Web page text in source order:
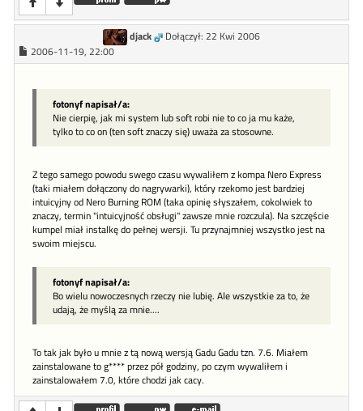
djack
Dołączył: 22 Kwi 2006
2006-11-19, 22:00
fotonyf napisał/a:
Nie cierpię, jak mi system lub soft robi nie to co ja mu każe,
tylko to co on (ten soft znaczy się) uważa za stosowne.
Z tego samego powodu swego czasu wywaliłem z kompa Nero Express
(taki miałem dołączony do nagrywarki), który rzekomo jest bardziej
intuicyjny od Nero Burning ROM (taka opinię słyszałem, cokolwiek to
znaczy, termin "intuicyjność obsługi" zawsze mnie rozczula). Na szczęście
kumpel miał instalkę do pełnej wersji. Tu przynajmniej wszystko jest na
swoim miejscu.
fotonyf napisał/a:
Bo wielu nowoczesnych rzeczy nie lubię. Ale wszystkie za to, że
udają, że myślą za mnie....
To tak jak było u mnie z tą nową wersją Gadu Gadu tzn. 7.6. Miałem
zainstalowane to g**** przez pół godziny, po czym wywaliłem i
zainstalowałem 7.0, które chodzi jak cacy.